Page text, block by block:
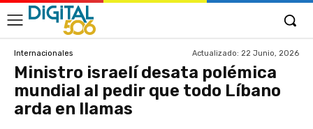
Internacionales Actualizado: 22 Junio, 2026
Ministro israelí desata polémica
mundial al pedir que todo Líbano
arda en llamas